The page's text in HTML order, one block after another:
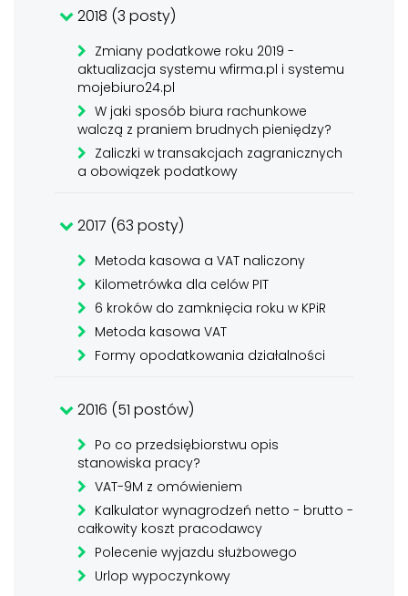
2018 (3 posty)
Zmiany podatkowe roku 2019 -
aktualizacja systemu wfirma.pl i systemu
mojebiuro24.pl
W jaki sposób biura rachunkowe
walczą z praniem brudnych pieniędzy?
Zaliczki w transakcjach zagranicznych
a obowiązek podatkowy
2017 (63 posty)
Metoda kasowa a VAT naliczony
Kilometrówka dla celów PIT
6 kroków do zamknięcia roku w KPiR
Metoda kasowa VAT
Formy opodatkowania działalności
2016 (51 postów)
Po co przedsiębiorstwu opis
stanowiska pracy?
VAT-9M z omówieniem
Kalkulator wynagrodzeń netto - brutto -
całkowity koszt pracodawcy
Polecenie wyjazdu służbowego
Urlop wypoczynkowy